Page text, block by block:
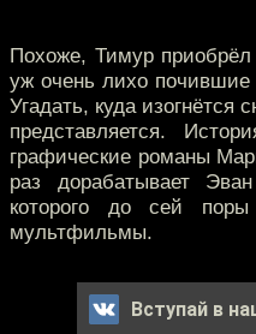
Похоже, Тимур
уж очень лихо почившие
Угадать, куда
представляется.
графические романы
раз дорабатывает
которого до сей
мультфильмы.
Вступай в